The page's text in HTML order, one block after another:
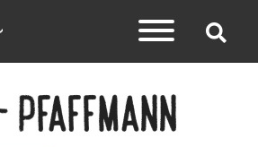
Pfaffmann